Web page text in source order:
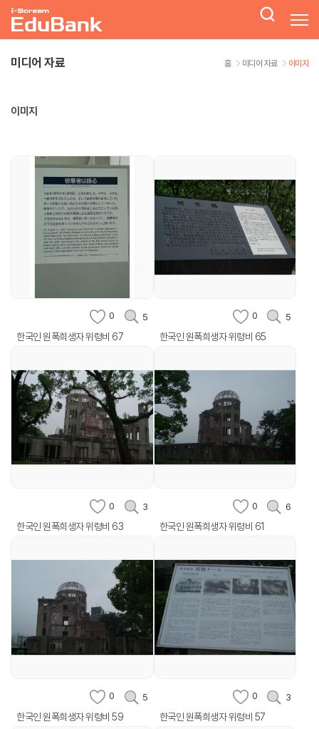
미디어 자료 홈 미디어 자료 이미지
이미지
0 5
한국인 원폭희생자 위령비 67
0 5
한국인 원폭희생자 위령비 65
0 3
한국인 원폭희생자 위령비 63
0 6
한국인 원폭희생자 위령비 61
0 5
한국인 원폭희생자 위령비 59
0 3
한국인 원폭희생자 위령비 57